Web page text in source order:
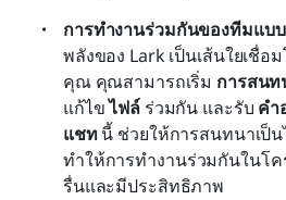
การทำงานร่วมกันของทีมแบ
พลังของ Lark เป็นเส้นใยเชื่อ
คุณ คุณสามารถเริ่ม การสนท
แก้ไข ไฟล์ ร่วมกัน และรับ คำ
แชท นี้ ช่วยให้การสนทนาเป็
ทำให้การทำงานร่วมกันในโค
รื่นและมีประสิทธิภาพ